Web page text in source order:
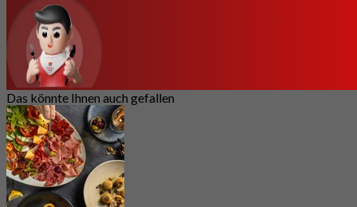
Das könnte Ihnen auch gefallen